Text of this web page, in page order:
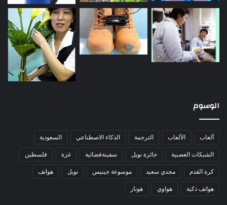
الوسوم
ألعاب الألعاب الترجمة الذكاء الاصطناعي السعودية
الشبكات العصبية جائزة نوبل سفينةفضائية غزة فلسطين
كرة القدم مجدي سعيد موسوعة جينيس نوبل هواتف
هواتف ذكية هواوي هونار